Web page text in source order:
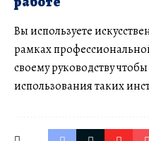
Вы используете
рамках
своему руководству
использования таких